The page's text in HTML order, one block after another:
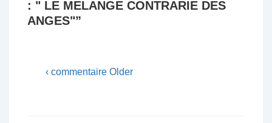
: " LE MELANGE CONTRARIE DES
ANGES"”
‹ commentaire Older